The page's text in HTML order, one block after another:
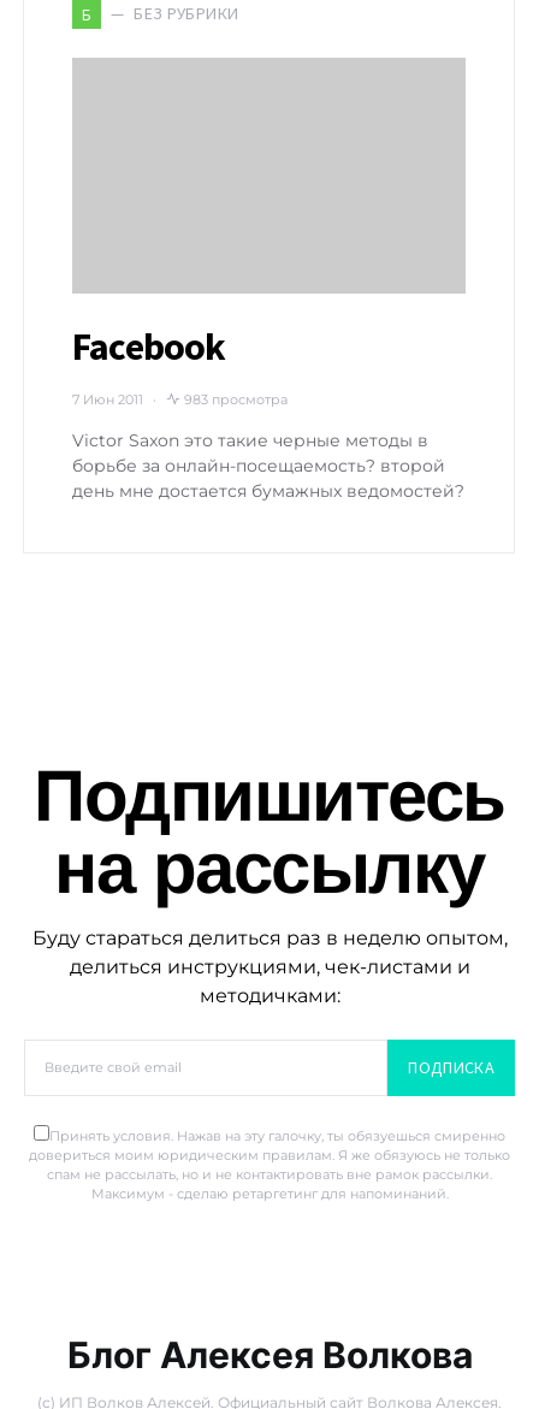
Б БЕЗ РУБРИКИ
Facebook
7 Июн 2011 983 просмотра
Victor Saxon это такие черные методы в
борьбе за онлайн-посещаемость? второй
день мне достается бумажных ведомостей?
Подпишитесь
на рассылку
Буду стараться делиться раз в неделю опытом,
делиться инструкциями, чек-листами и
методичками:
ПОДПИСКА
Принять условия. Нажав на эту галочку, ты обязуешься смиренно
довериться моим юридическим правилам. Я же обязуюсь не только
спам не рассылать, но и не контактировать вне рамок рассылки.
Максимум - сделаю ретаргетинг для напоминаний.
Блог Алексея Волкова
(с) ИП Волков Алексей. Официальный сайт Волкова Алексея.